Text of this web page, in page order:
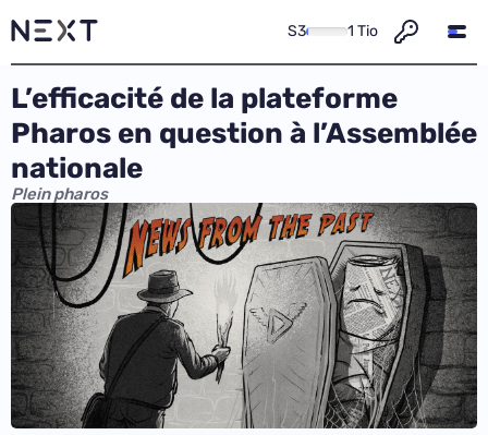
S3 1 Tio
L’efficacité de la plateforme
Pharos en question à l’Assemblée
nationale
Plein pharos